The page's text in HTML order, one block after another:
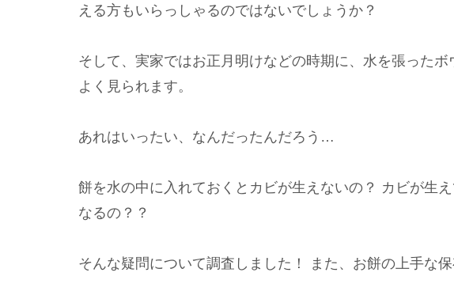
える方もいらっしゃるのではないでしょうか？
そして、実家ではお正月明けなどの時期に、水を張った
よく見られます。
あれはいったい、なんだったんだろう…
餅を水の中に入れておくとカビが生えないの？ カビが生
なるの？？
そんな疑問について調査しました！ また、お餅の上手な